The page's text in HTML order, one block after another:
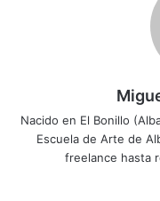
Nacido en El Bonillo
Escuela de Arte de
freelance hasta